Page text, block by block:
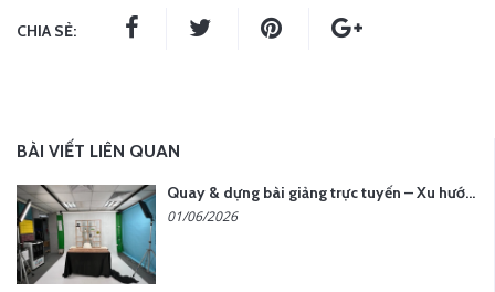
CHIA SẺ:
BÀI VIẾT LIÊN QUAN
Quay & dựng bài giảng trực tuyến – Xu hướng đào tạo thời đại số
01/06/2026